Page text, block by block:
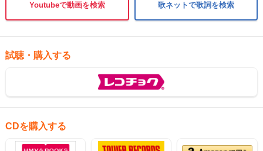
Youtubeで動画を検索 歌ネットで歌詞を検索
試聴・購入する
CDを購入する